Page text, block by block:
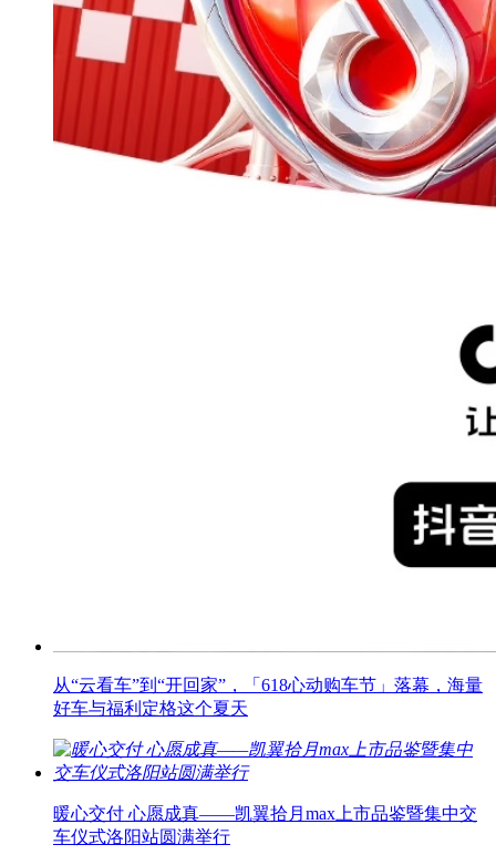
从“云看车”到“开回家”，「618心动购车节」落幕，海量
好车与福利定格这个夏天
暖心交付 心愿成真——凯翼拾月max上市品鉴暨集中交
车仪式洛阳站圆满举行